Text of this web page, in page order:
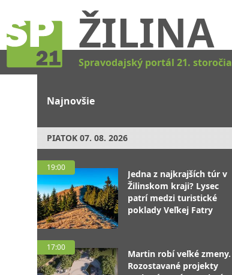
ŽILINA
Spravodajský portál 21. storočia
Najnovšie
PIATOK 07. 08. 2026
19:00
Jedna z najkrajších túr v
Žilinskom kraji? Lysec
patrí medzi turistické
poklady Veľkej Fatry
17:00
Martin robí veľké zmeny.
Rozostavané projekty